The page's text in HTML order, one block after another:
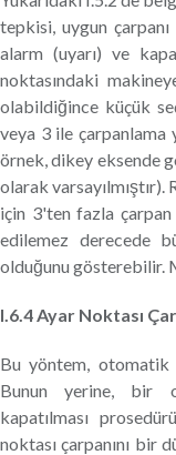
tepkisi, uygun
alarm (uyarı) ve
noktasındaki
olabildiğince küçük
veya 3 ile çarpanlama
örnek, dikey eksende
olarak
için 3'ten fazla
edilemez derecede
olduğunu gösterebilir.
I.6.4 Ayar Noktası
Bu yöntem, otomatik
Bunun yerine, bir
kapatılması
noktası çarpanını bir